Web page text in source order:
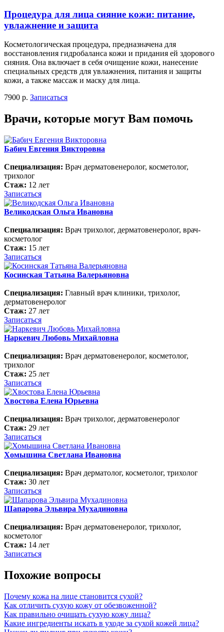
Процедура для лица сияние кожи: питание,
увлажнение и защита
Косметологическая процедура, предназначена для
восстановления гидробаланса кожи и придания ей здорового
сияния. Она включает в себя очищение кожи, нанесение
специальных средств для увлажнения, питания и защиты
кожи, а также массаж и маску для лица.
7900 р. Записаться
Врачи, которые могут Вам помочь
Бабич Евгения Викторовна
Специализация: Врач дерматовенеролог, косметолог,
трихолог
Стаж: 12 лет
Записаться
Великодская Ольга Ивановна
Специализация: Врач трихолог, дерматовенеролог, врач-
косметолог
Стаж: 15 лет
Записаться
Косинская Татьяна Валерьяновна
Специализация: Главный врач клиники, трихолог,
дерматовенеролог
Стаж: 27 лет
Записаться
Наркевич Любовь Михайловна
Специализация: Врач дерматовенеролог, косметолог,
трихолог
Стаж: 25 лет
Записаться
Хвостова Елена Юрьевна
Специализация: Врач трихолог, дерматовенеролог
Стаж: 29 лет
Записаться
Хомышина Светлана Ивановна
Специализация: Врач дерматолог, косметолог, трихолог
Стаж: 30 лет
Записаться
Шапарова Эльвира Мухадиновна
Специализация: Врач дерматовенеролог, трихолог,
косметолог
Стаж: 14 лет
Записаться
Похожие вопросы
Почему кожа на лице становится сухой?
Как отличить сухую кожу от обезвоженной?
Как правильно очищать сухую кожу лица?
Какие ингредиенты искать в уходе за сухой кожей лица?